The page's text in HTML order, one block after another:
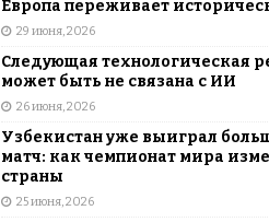
Европа переживает
29 июня, 2026
Следующая технологическая
может быть не связана с ИИ
26 июня, 2026
Узбекистан уже выиграл
матч: как чемпионат мира
страны
25 июня, 2026